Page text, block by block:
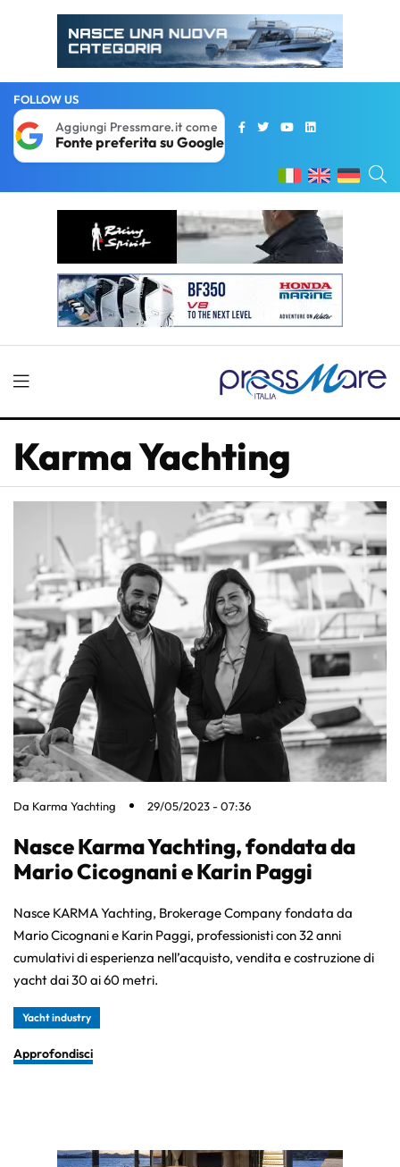
FOLLOW US
Aggiungi Pressmare.it come
Fonte preferita su Google
Karma Yachting
Da Karma Yachting 29/05/2023 - 07:36
Nasce Karma Yachting, fondata da
Mario Cicognani e Karin Paggi
Nasce KARMA Yachting, Brokerage Company fondata da
Mario Cicognani e Karin Paggi, professionisti con 32 anni
cumulativi di esperienza nell’acquisto, vendita e costruzione di
yacht dai 30 ai 60 metri.
Yacht industry
Approfondisci